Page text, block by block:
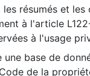
les résumés et
à l'article
à l'usage
base de
de la